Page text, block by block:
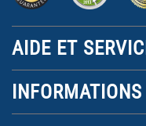
AIDE ET